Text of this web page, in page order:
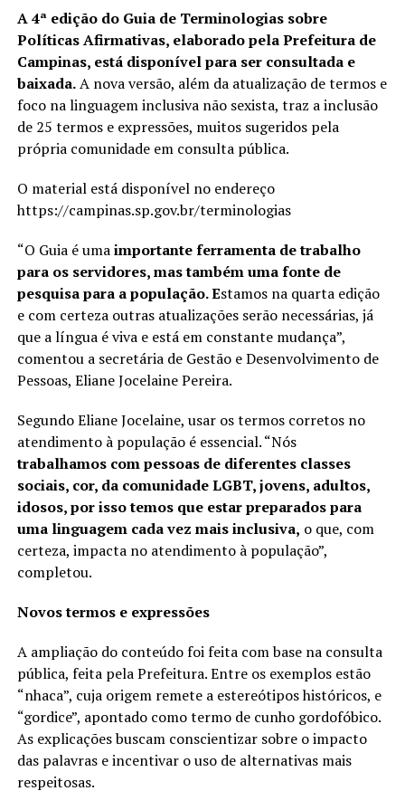
A 4ª edição do Guia de Terminologias sobre
Políticas Afirmativas, elaborado pela Prefeitura de
Campinas, está disponível para ser consultada e
baixada.A nova versão, além da atualização de termos e
foco na linguagem inclusiva não sexista, traz a inclusão
de 25 termos e expressões, muitos sugeridos pela
própria comunidade em consulta pública.
O material está disponível no endereço
https://campinas.sp.gov.br/terminologias
“O Guia é umaimportante ferramenta de trabalho
para os servidores, mas também uma fonte de
pesquisa para a população. Estamos na quarta edição
e com certeza outras atualizações serão necessárias, já
que a língua é viva e está em constante mudança”,
comentou a secretária de Gestão e Desenvolvimento de
Pessoas, Eliane Jocelaine Pereira.
Segundo Eliane Jocelaine, usar os termos corretos no
atendimento à população é essencial. “Nós
trabalhamos com pessoas de diferentes classes
sociais, cor, da comunidade LGBT, jovens, adultos,
idosos, por isso temos que estar preparados para
uma linguagem cada vez mais inclusiva, o que, com
certeza, impacta no atendimento à população”,
completou.
Novos termos e expressões
A ampliação do conteúdo foi feita com base na consulta
pública, feita pela Prefeitura. Entre os exemplos estão
“nhaca”, cuja origem remete a estereótipos históricos, e
“gordice”, apontado como termo de cunho gordofóbico.
As explicações buscam conscientizar sobre o impacto
das palavras e incentivar o uso de alternativas mais
respeitosas.